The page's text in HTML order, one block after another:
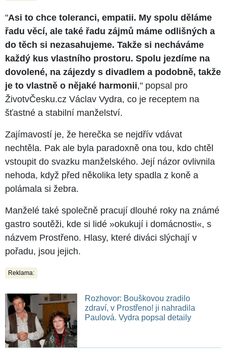
"Asi to chce toleranci, empatii. My spolu děláme
řadu věcí, ale také řadu zájmů máme odlišných a
do těch si nezasahujeme. Takže si necháváme
každý kus vlastního prostoru. Spolu jezdíme na
dovolené, na zájezdy s divadlem a podobně, takže
je to vlastně o nějaké harmonii," popsal pro
ŽivotvČesku.cz Václav Vydra, co je receptem na
šťastné a stabilní manželství.
Zajímavostí je, že herečka se nejdřív vdávat
nechtěla. Pak ale byla paradoxně ona tou, kdo chtěl
vstoupit do svazku manželského. Její názor ovlivnila
nehoda, když před několika lety spadla z koně a
polámala si žebra.
Manželé také společně pracují dlouhé roky na známé
gastro soutěži, kde si lidé »okukují i domácnosti«, s
názvem Prostřeno. Hlasy, které diváci slýchají v
pořadu, jsou jejich.
Reklama:
Rozhovor: Bouškovou zradilo
zdraví, v Prostřeno! ji nahradila
Paulová. Vydra popsal detaily